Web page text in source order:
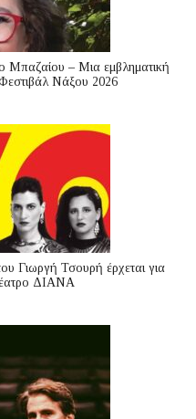
– Μια εμβληματική
Νάξου 2026
Γιωργή Τσουρή έρχεται για
ΔΙΑΝΑ